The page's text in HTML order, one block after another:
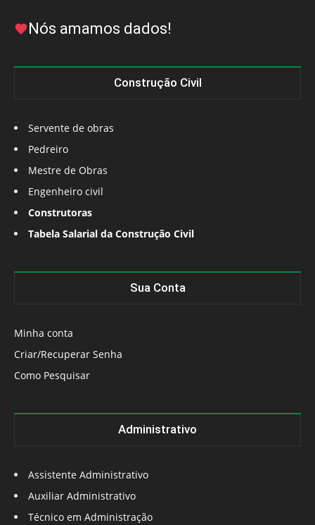
Nós amamos dados!
Construção Civil
Servente de obras
Pedreiro
Mestre de Obras
Engenheiro civil
Construtoras
Tabela Salarial da Construção Civil
Sua Conta
Minha conta
Criar/Recuperar Senha
Como Pesquisar
Administrativo
Assistente Administrativo
Auxiliar Administrativo
Técnico em Administração